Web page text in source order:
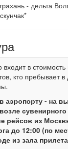
- дельта
в
кто пребывает
аэропорту - на
сувенирного
рейсов из
до 12:00 (по
из зала